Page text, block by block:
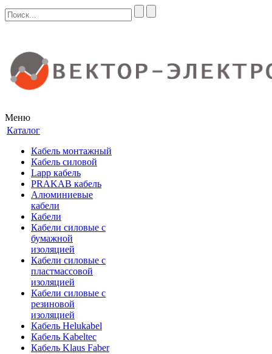
Меню
Каталог
Кабель монтажный
Кабель силовой
Lapp кабель
PRAKAB кабель
Алюминиевые
кабели
Кабели
Кабели силовые с
бумажной
изоляцией
Кабели силовые с
пластмассовой
изоляцией
Кабели силовые с
резиновой
изоляцией
Кабель Helukabel
Кабель Kabeltec
Кабель Klaus Faber